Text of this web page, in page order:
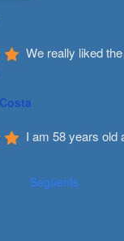
We really liked
I am 58 years old
Següents